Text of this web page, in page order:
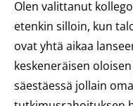
Olen valittanut
etenkin silloin, kun
ovat yhtä aikaa
keskeneräisen
säestäessä jollain